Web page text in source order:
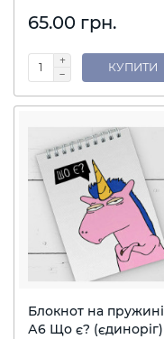
65.00 грн.
КУПИТИ
Блокнот на пружині
А6 Що є? (єдиноріг)